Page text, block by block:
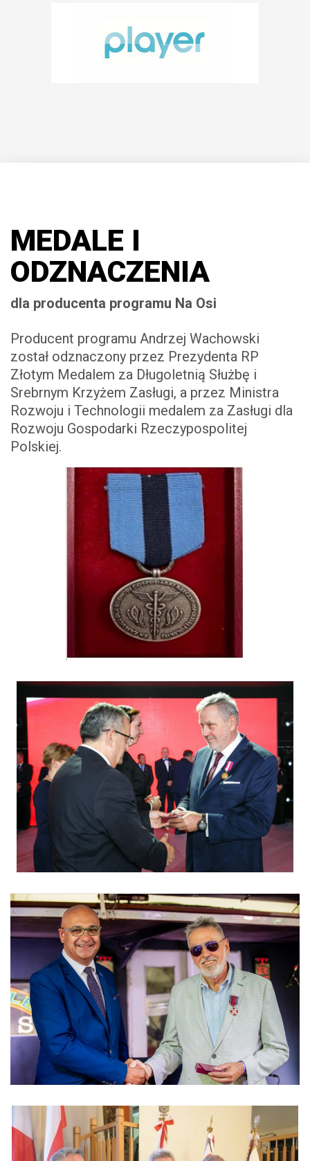
MEDALE I
ODZNACZENIA
dla producenta programu Na Osi
Producent programu Andrzej Wachowski
został odznaczony przez Prezydenta RP
Złotym Medalem za Długoletnią Służbę i
Srebrnym Krzyżem Zasługi, a przez Ministra
Rozwoju i Technologii medalem za Zasługi dla
Rozwoju Gospodarki Rzeczypospolitej
Polskiej.